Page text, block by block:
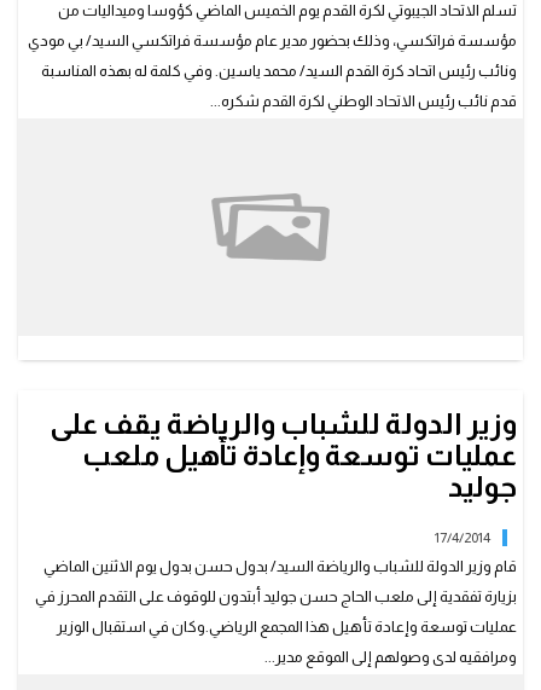
تسلم الاتحاد الجيبوتي لكرة القدم يوم الخميس الماضي كؤوسا وميداليات من
مؤسسة فراتكسي، وذلك بحضور مدير عام مؤسسة فراتكسي السيد/ بي مودي
ونائب رئيس اتحاد كرة القدم السيد/ محمد ياسين. وفي كلمة له بهذه المناسبة
قدم نائب رئيس الاتحاد الوطني لكرة القدم شكره...
وزير الدولة للشباب والرياضة يقف على
عمليات توسعة وإعادة تأهيل ملعب
جوليد
17/4/2014
قام وزير الدولة للشباب والرياضة السيد/ بدول حسن بدول يوم الاثنين الماضي
بزيارة تفقدية إلى ملعب الحاج حسن جوليد أبتدون للوقوف على التقدم المحرز في
عمليات توسعة وإعادة تأهيل هذا المجمع الرياضي.وكان في استقبال الوزير
ومرافقيه لدى وصولهم إلى الموقع مدير...